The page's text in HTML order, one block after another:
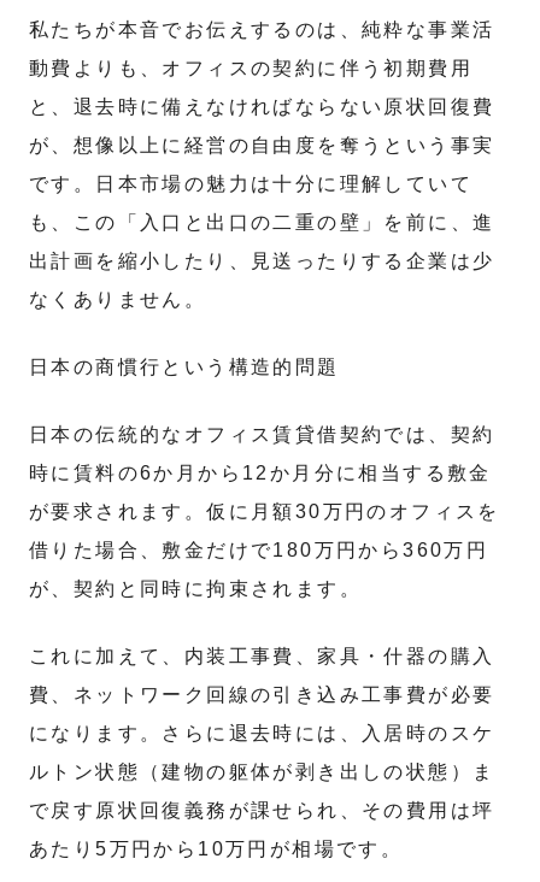
私たちが本音でお伝えするのは、純粋な事業活
動費よりも、オフィスの契約に伴う初期費用
と、退去時に備えなければならない原状回復費
が、想像以上に経営の自由度を奪うという事実
です。日本市場の魅力は十分に理解していて
も、この「入口と出口の二重の壁」を前に、進
出計画を縮小したり、見送ったりする企業は少
なくありません。
日本の商慣行という構造的問題
日本の伝統的なオフィス賃貸借契約では、契約
時に賃料の6か月から12か月分に相当する敷金
が要求されます。仮に月額30万円のオフィスを
借りた場合、敷金だけで180万円から360万円
が、契約と同時に拘束されます。
これに加えて、内装工事費、家具・什器の購入
費、ネットワーク回線の引き込み工事費が必要
になります。さらに退去時には、入居時のスケ
ルトン状態（建物の躯体が剥き出しの状態）ま
で戻す原状回復義務が課せられ、その費用は坪
あたり5万円から10万円が相場です。